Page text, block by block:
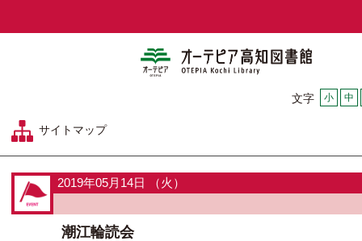
文字 小 中
サイトマップ
2019年05月14日 （火）
潮江輪読会